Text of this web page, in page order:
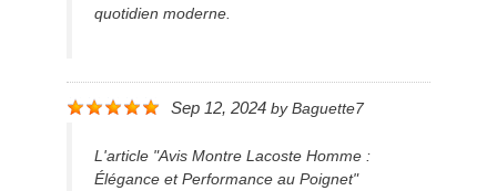
quotidien moderne.
Sep 12, 2024 by Baguette7
L'article "Avis Montre Lacoste Homme :
Élégance et Performance au Poignet"